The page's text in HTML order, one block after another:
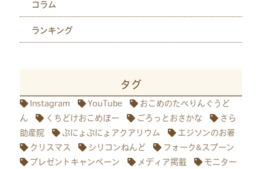
コラム
ランキング
タグ
Instagram YouTube
おこめのたべりんぐうど
ん
くちどけおこめぼー ごろっとおさかな
さら
助産院
ぷにょぷにょアクアリウム
エジソンのお箸
クリスマス
シリコンねんど
フォーク&スプーン
プレゼントキャンペーン
メディア掲載
モニター